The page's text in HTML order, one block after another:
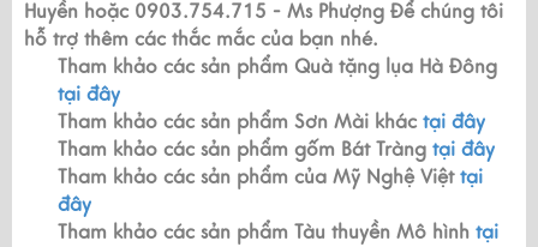
Huyền hoặc 0903.754.715 - Ms Phượng Để chúng tôi
hỗ trợ thêm các thắc mắc của bạn nhé.
Tham khảo các sản phẩm Quà tặng lụa Hà Đông
tại đây
Tham khảo các sản phẩm Sơn Mài khác tại đây
Tham khảo các sản phẩm gốm Bát Tràng tại đây
Tham khảo các sản phẩm của Mỹ Nghệ Việttại
đây
Tham khảo các sản phẩm Tàu thuyền Mô hình tại